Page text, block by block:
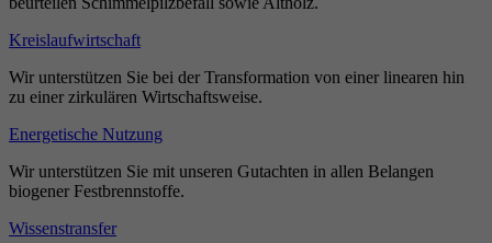
Kreislaufwirtschaft
Wir unterstützen Sie bei der Transformation von einer linearen hin
zu einer zirkulären Wirtschaftsweise.
Energetische Nutzung
Wir unterstützen Sie mit unseren Gutachten in allen Belangen
biogener Festbrennstoffe.
Wissenstransfer